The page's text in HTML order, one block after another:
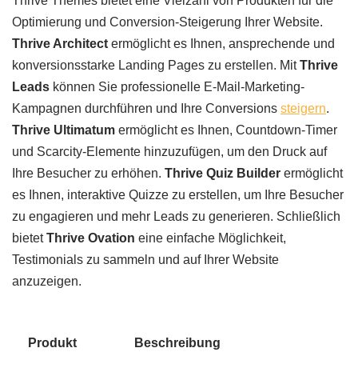
Optimierung und Conversion-Steigerung Ihrer Website.
Thrive Architect ermöglicht es Ihnen, ansprechende und
konversionsstarke Landing Pages zu erstellen. MitThrive
Leads können Sie professionelle E-Mail-Marketing-
Kampagnen durchführen und Ihre Conversions steigern.
Thrive Ultimatum ermöglicht es Ihnen, Countdown-Timer
und Scarcity-Elemente hinzuzufügen, um den Druck auf
Ihre Besucher zu erhöhen. Thrive Quiz Builder ermöglicht
es Ihnen, interaktive Quizze zu erstellen, um Ihre Besucher
zu engagieren und mehr Leads zu generieren. Schließlich
bietetThrive Ovation eine einfache Möglichkeit,
Testimonials zu sammeln und auf Ihrer Website
anzuzeigen.
Produkt Beschreibung